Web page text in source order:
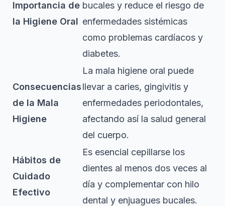
Importancia de
la Higiene Oral
bucales y reduce el riesgo de
enfermedades sistémicas
como problemas cardíacos y
diabetes.
Consecuencias
de la Mala
Higiene
La mala higiene oral puede
llevar a caries, gingivitis y
enfermedades periodontales,
afectando así la salud general
del cuerpo.
Hábitos de
Cuidado
Efectivo
Es esencial cepillarse los
dientes al menos dos veces al
día y complementar con hilo
dental y enjuagues bucales.